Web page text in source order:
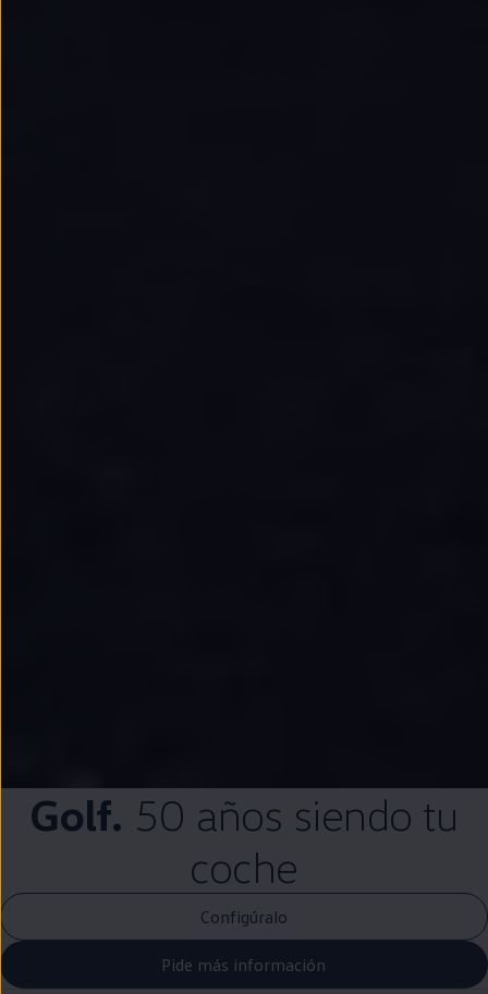
Golf. 50 años siendo tu
coche
Configúralo
Pide más información